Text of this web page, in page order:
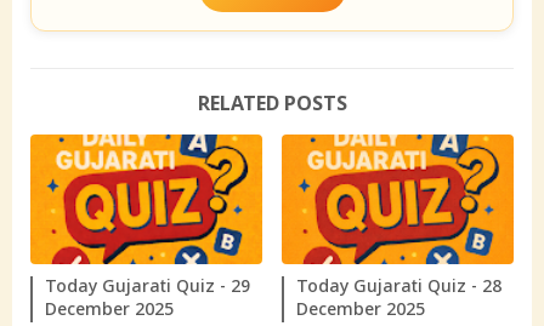
RELATED POSTS
Today Gujarati Quiz - 29
December 2025
Today Gujarati Quiz - 28
December 2025